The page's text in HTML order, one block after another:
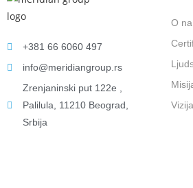
+381 66 6060 497
info@meridiangroup.rs
Zrenjaninski put 122e ,
Palilula, 11210 Beograd,
Srbija
O
Vizija